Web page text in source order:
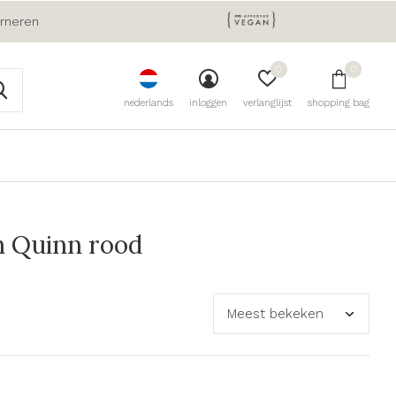
nederlands inloggen verlanglijst
0
shopping bag
0
Quinn rood